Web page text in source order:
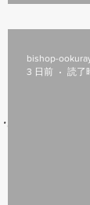
ン始ま
bishop-
3 日前
読了